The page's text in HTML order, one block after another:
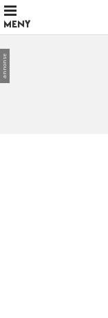
annonse
MENY